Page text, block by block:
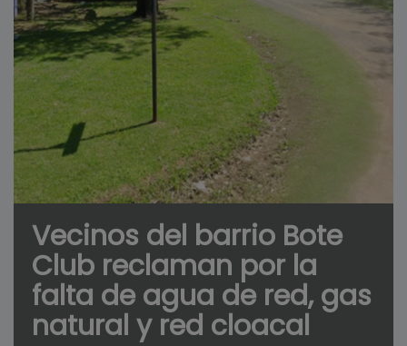
Vecinos del barrio Bote
Club reclaman por la
falta de agua de red, gas
natural y red cloacal